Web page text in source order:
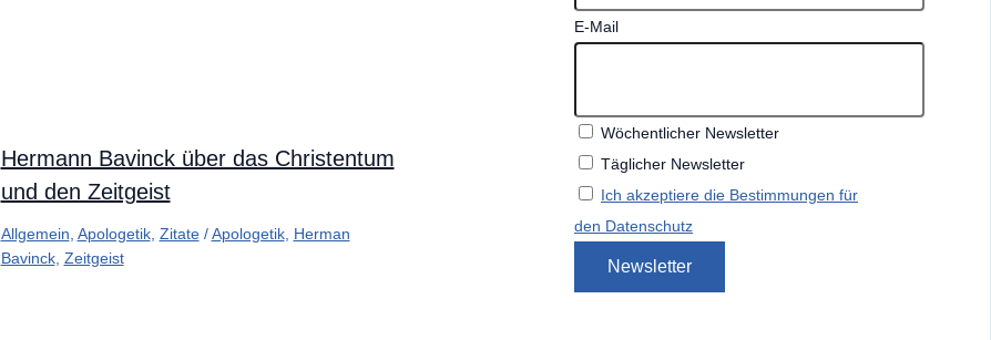
Hermann Bavinck über das Christentum
und den Zeitgeist
Allgemein Apologetik, Zitate/Apologetik, Herman
Bavinck, Zeitgeist
E-Mail
Wöchentlicher Newsletter
Täglicher Newsletter
Ich akzeptiere die Bestimmungen für
den Datenschutz